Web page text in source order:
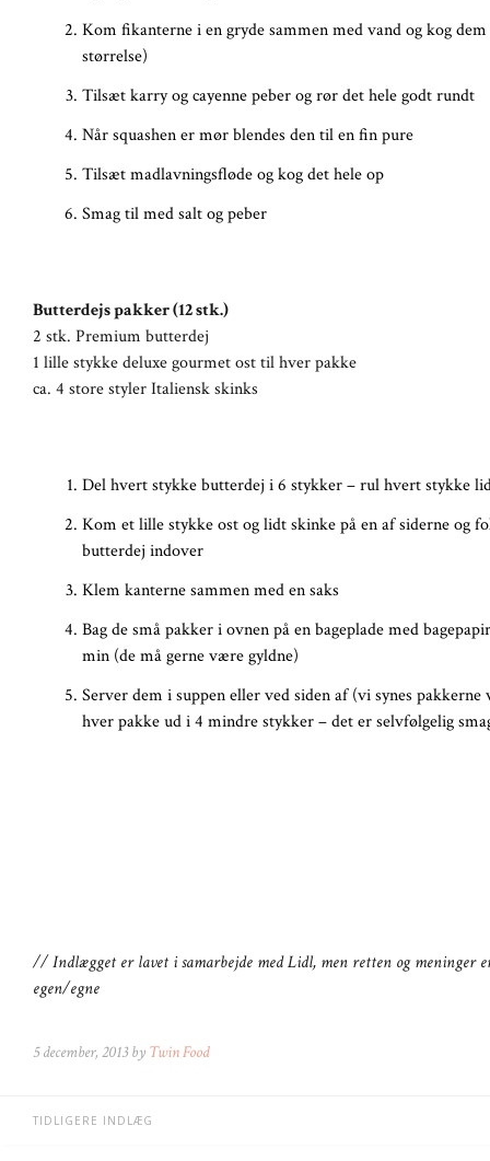
Kom fikanterne i en gryde sammen med vand og kog
størrelse)
Tilsæt karry og cayenne peber og rør det hele godt rundt
Når squashen er mør blendes den til en fin pure
Tilsæt madlavningsfløde og kog det hele op
Smag til med salt og peber
Butterdejs pakker (12 stk.)
2 stk. Premium butterdej
1 lille stykke deluxe gourmet ost til hver pakke
ca. 4 store styler Italiensk skinks
Del hvert stykke butterdej i 6 stykker – rul hvert stykke
Kom et lille stykke ost og lidt skinke på en af siderne og
butterdej indover
Klem kanterne sammen med en saks
Bag de små pakker i ovnen på en bageplade med
min (de må gerne være gyldne)
Server dem i suppen eller ved siden af (vi synes
hver pakke ud i 4 mindre stykker – det er selvfølgelig
// Indlægget er lavet i samarbejde med Lidl, men retten og meninger
egen/egne
5 december, 2013 by Twin Food
TIDLIGERE INDLÆG